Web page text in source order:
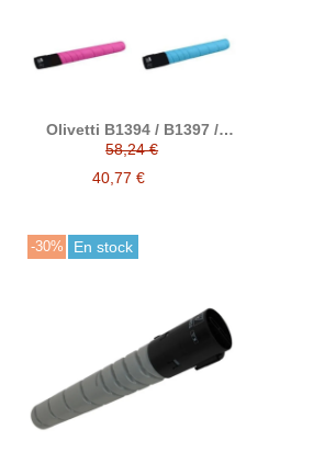
Olivetti B1394 / B1397 /
B1396 / B1395 tóner
compatible
58,24 €
40,77 €
-30% En stock